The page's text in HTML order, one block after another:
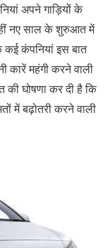
अपने गाड़ियों के
नए साल के शुरुआत में
कंपनियां इस बात
कारें महंगी करने वाली
की घोषणा कर दी है कि
में बढ़ोतरी करने वाली